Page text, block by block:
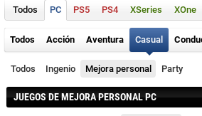
Todos PC PS5 PS4 XSeries XOne
Todos Acción Aventura Casual
Todos Ingenio Mejora personal Party
JUEGOS DE MEJORA PERSONAL PC